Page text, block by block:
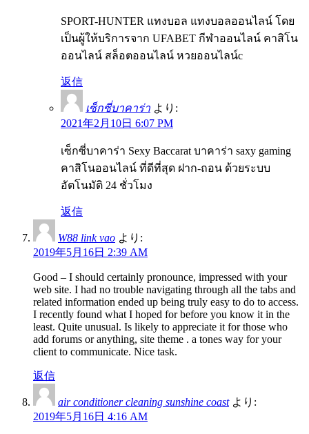
SPORT-HUNTER แทงบอล แทงบอลออนไลน์ โดย
เป็นผู้ให้บริการจาก UFABET กีฬาออนไลน์ คาสิโน
ออนไลน์ สล็อตออนไลน์ หวยออนไลน์c
返信
เซ็กซี่บาคาร่า より:
2021年2月10日 6:07 PM
เซ็กซี่บาคาร่า Sexy Baccarat บาคาร่า saxy gaming
คาสิโนออนไลน์ ที่ดีที่สุด ฝาก-ถอน ด้วยระบบ
อัตโนมัติ 24 ชั่วโมง
返信
W88 link vao より:
2019年5月16日 2:39 AM
Good – I should certainly pronounce, impressed with your
web site. I had no trouble navigating through all the tabs and
related information ended up being truly easy to do to access.
I recently found what I hoped for before you know it in the
least. Quite unusual. Is likely to appreciate it for those who
add forums or anything, site theme . a tones way for your
client to communicate. Nice task.
返信
air conditioner cleaning sunshine coast より:
2019年5月16日 4:16 AM